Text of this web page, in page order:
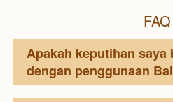
FAQ
Apakah keputihan saya
dengan penggunaan